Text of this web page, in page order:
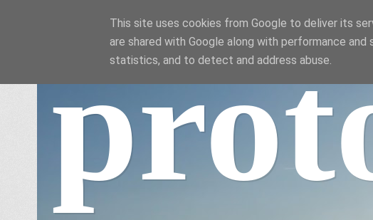
This site uses cookies from Google to deliver its
are shared with Google along with performance
statistics, and to detect and address abuse.